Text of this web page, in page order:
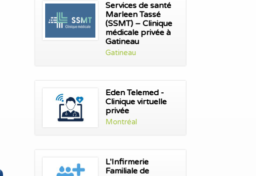
Services de santé
Marleen Tassé
(SSMT) – Clinique
médicale privée à
Gatineau
Gatineau
Eden Telemed -
Clinique virtuelle
privée
Montréal
L'Infirmerie
Familiale de